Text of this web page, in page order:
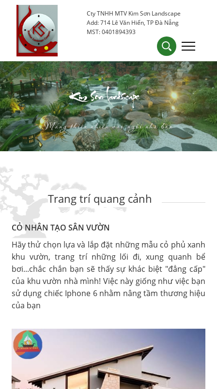
kimsondn84@gmail.com
0905 53 15 25Cty TNHH MTV Kim Sơn Landscape
Add: 714 Lê Văn Hiến, TP Đà Nẵng
MST: 0401894393
Kim Sơn Landscape
Mang thiên nhiên vào ngôi nhà bạn
Trang trí quang cảnh
CỎ NHÂN TẠO SÂN VƯỜN
Hãy thử chọn lựa và lắp đặt những mẫu cỏ phủ xanh
khu vườn, trang trí những lối đi, xung quanh bể
bơi...chắc chắn bạn sẽ thấy sự khác biệt "đẳng cấp"
của khu vườn nhà mình! Việc này giống như việc bạn
sử dụng chiếc Iphone 6 nhằm nâng tầm thương hiệu
của bạn